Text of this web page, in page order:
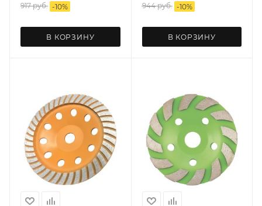
917руб. -10%
В КОРЗИНУ
944руб. -10%
В КОРЗИНУ